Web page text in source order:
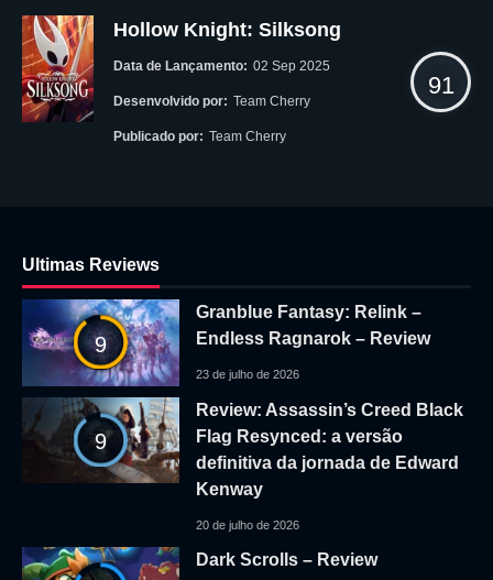
Hollow Knight: Silksong
Data de Lançamento: 02 Sep 2025
Desenvolvido por: Team Cherry
Publicado por: Team Cherry
91
Ultimas Reviews
9
Granblue Fantasy: Relink –
Endless Ragnarok – Review
23 de julho de 2026
9
Review: Assassin’s Creed Black
Flag Resynced: a versão
definitiva da jornada de Edward
Kenway
20 de julho de 2026
Dark Scrolls – Review